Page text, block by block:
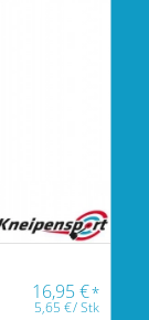
16,95€*
5,65€/Stk